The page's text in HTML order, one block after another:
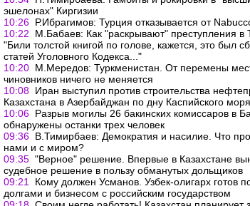
эшелонах" Киргизии
10:26 Р.Ибрагимов: Турция отказывается от
10:22
М.Бабаев: Как "раскрывают" преступления в
"Били толстой книгой по голове, кажется, это был
статей Уголовного Кодекса..."
10:20 М.Мередов: Туркменистан. От перемены
чиновников ничего не меняется
10:08 Иран выступил против строительства
Казахстана в Азербайджан по дну Каспийского моря
10:06 Разрыв могилы 26 бакинских комиссаров в
обнаружены останки трех человек
09:36 В.Тимирбаев: Демократия и насилие. Что
нами и с миром?
09:35 "Верное" решение. Впервые в Казахстане
судебное решение в пользу обманутых дольщиков
09:21
Кому должен Усманов. Узбек-олигарх готов
долгами и бизнесом с российским государством